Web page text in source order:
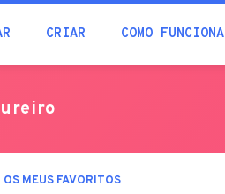
CRIAR COMO FUNCIONA
OS MEUS FAVORITOS